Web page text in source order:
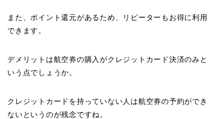
また、ポイント還元があるため、リピーターもお得に利用
できます。
デメリットは航空券の購入がクレジットカード決済のみと
いう点でしょうか。
クレジットカードを持っていない人は航空券の予約ができ
ないというのが残念ですね。